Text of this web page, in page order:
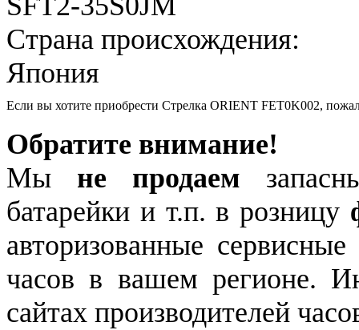
Страна происхождения:
Япония
Если вы хотите приобрести Стрелка ORIENT FET0K002,
Обратите внимание!
Мы не продаем
батарейки и т.п. в розницу
авторизованные
часов в вашем регионе.
сайтах производителей